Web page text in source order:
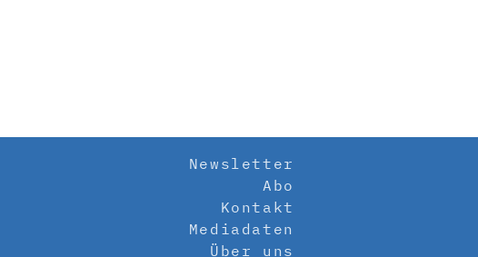
Newsletter
Abo
Kontakt
Mediadaten
Über uns